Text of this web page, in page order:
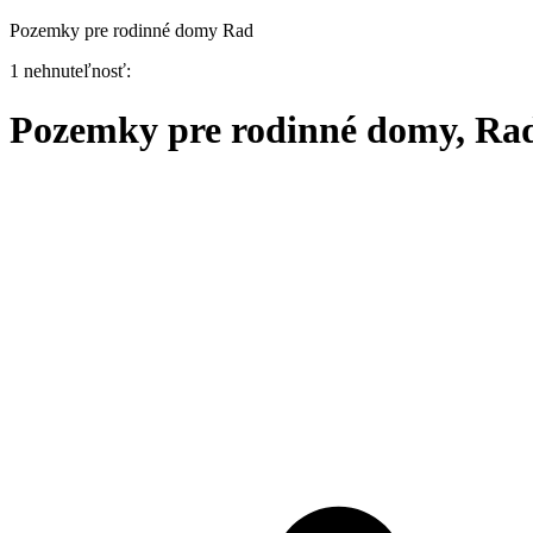
Pozemky pre rodinné domy Rad
1 nehnuteľnosť:
Pozemky pre rodinné domy,